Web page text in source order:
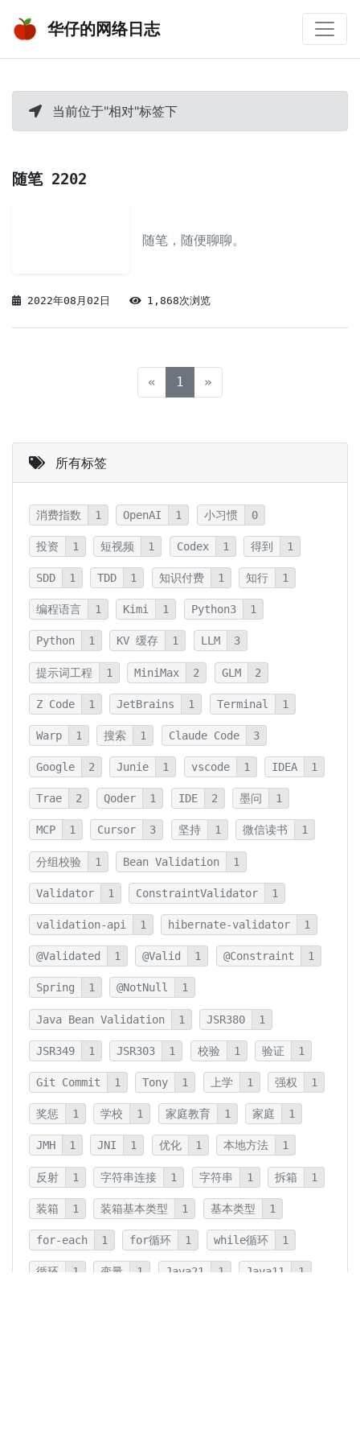
华仔的网络日志
当前位于"相对"标签下
随笔 2202
随笔，随便聊聊。
2022年08月02日 1,868次浏览
« 1 (current)
»
所有标签
消费指数 1 OpenAI 1 小习惯 0
投资 1 短视频 1 Codex 1 得到 1
SDD 1 TDD 1 知识付费 1 知行 1
编程语言 1 Kimi 1 Python3 1
Python 1 KV 缓存 1 LLM 3
提示词工程 1 MiniMax 2 GLM 2
Z Code 1 JetBrains 1 Terminal 1
Warp 1 搜索 1 Claude Code 3
Google 2 Junie 1 vscode 1 IDEA 1
Trae 2 Qoder 1 IDE 2 墨问 1
MCP 1 Cursor 3 坚持 1 微信读书 1
分组校验 1 Bean Validation 1
Validator 1 ConstraintValidator 1
validation-api 1 hibernate-validator 1
@Validated 1 @Valid 1 @Constraint 1
Spring 1 @NotNull 1
Java Bean Validation 1 JSR380 1
JSR349 1 JSR303 1 校验 1 验证 1
Git Commit 1 Tony 1 上学 1 强权 1
奖惩 1 学校 1 家庭教育 1 家庭 1
JMH 1 JNI 1 优化 1 本地方法 1
反射 1 字符串连接 1 字符串 1 拆箱 1
装箱 1 装箱基本类型 1 基本类型 1
for-each 1 for循环 1 while循环 1
循环 1 变量 1 Java21 1 Java11 1